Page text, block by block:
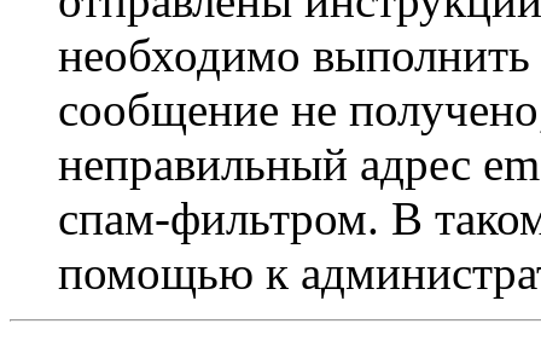
необходимо
сообщение не
неправильный адрес
спам-фильтром. В
помощью к